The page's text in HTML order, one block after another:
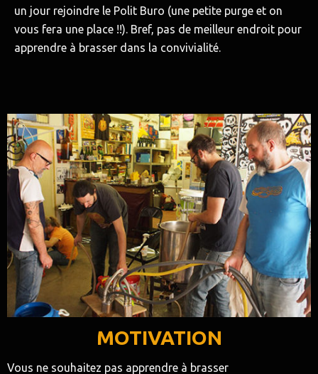
un jour rejoindre le Polit Buro (une petite purge et on
vous fera une place !!). Bref, pas de meilleur endroit pour
apprendre à brasser dans la convivialité.
MOTIVATION
Vous ne souhaitez pas apprendre à brasser